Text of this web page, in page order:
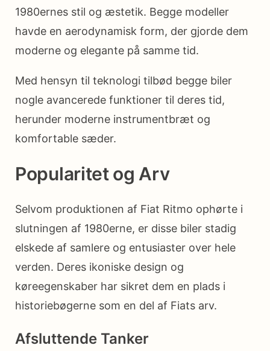
1980ernes stil og æstetik. Begge modeller
havde en aerodynamisk form, der gjorde dem
moderne og elegante på samme tid.
Med hensyn til teknologi tilbød begge biler
nogle avancerede funktioner til deres tid,
herunder moderne instrumentbræt og
komfortable sæder.
Popularitet og Arv
Selvom produktionen af Fiat Ritmo ophørte i
slutningen af 1980erne, er disse biler stadig
elskede af samlere og entusiaster over hele
verden. Deres ikoniske design og
køreegenskaber har sikret dem en plads i
historiebøgerne som en del af Fiats arv.
Afsluttende Tanker